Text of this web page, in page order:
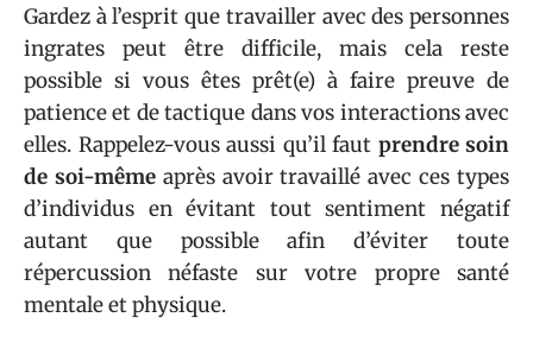
Gardez à l’esprit que travailler avec des personnes
ingrates peut être difficile, mais cela reste
possible si vous êtes prêt(e) à faire preuve de
patience et de tactique dans vos interactions avec
elles. Rappelez-vous aussi qu’il faut prendre soin
de soi-mêmeaprès avoir travaillé avec ces types
d’individus en évitant tout sentiment négatif
autant que possible afin d’éviter toute
répercussion néfaste sur votre propre santé
mentale et physique.